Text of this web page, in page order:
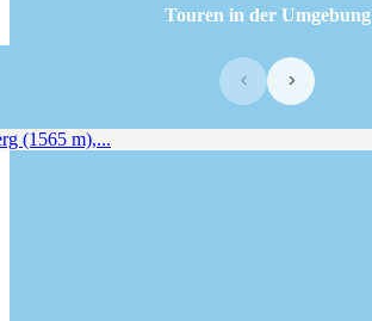
Touren in der Umgebung
‹ ›